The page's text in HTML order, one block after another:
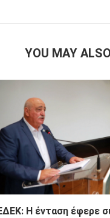
YOU MAY
Η ένταση έφερε